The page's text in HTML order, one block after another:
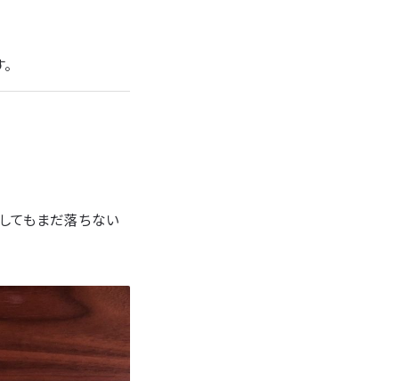
てもまだ落ちない